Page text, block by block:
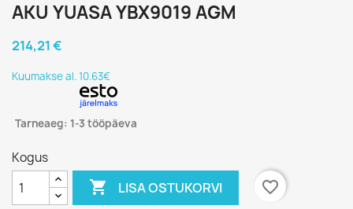
AKU YUASA YBX9019 AGM
214,21 €
Kuumakse al. 10.63€
Tarneaeg: 1-3 tööpäeva
Kogus
 LISA OSTUKORVI
favorite_border